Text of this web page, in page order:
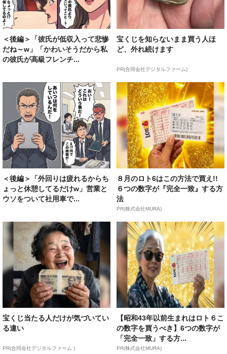
＜後編＞「彼氏が低収入って悲惨
だね～w」「かわいそうだから私
の彼氏が高級フレンチ...
宝くじを知らないまま買う人ほ
ど、外れ続けます
PR(合同会社デジタルファーム)
＜後編＞「外回りは疲れるからち
ょっと休憩してるだけw」営業と
ウソをついて社用車で...
８月のロト6はこの方法で買え!!
６つの数字が『完全一致』する方
法
PR(株式会社MURA)
宝くじ当たる人だけが気づいてい
る違い
PR(合同会社デジタルファーム )
【昭和43年以前生まれはロト６こ
の数字を買うべき】6つの数字が
「完全一致」する方...
PR(株式会社MURA)